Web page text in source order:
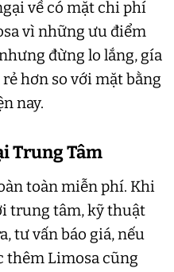
về có mặt chi phí
vì những ưu điểm
đừng lo lắng, gía
hơn so với mặt bằng
nay.
Trung Tâm
toàn miễn phí. Khi
trung tâm, kỹ thuật
tư vấn báo giá, nếu
thêm Limosa cũng